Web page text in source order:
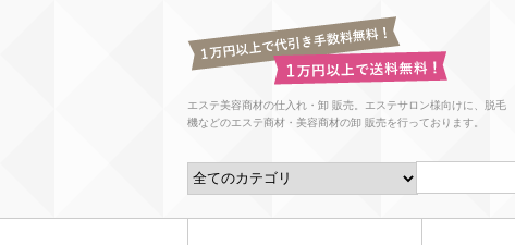
エステ美容商材の仕入れ・卸 販売。エステサロン様向けに、脱毛
機などのエステ商材・美容商材の卸 販売を行っております。